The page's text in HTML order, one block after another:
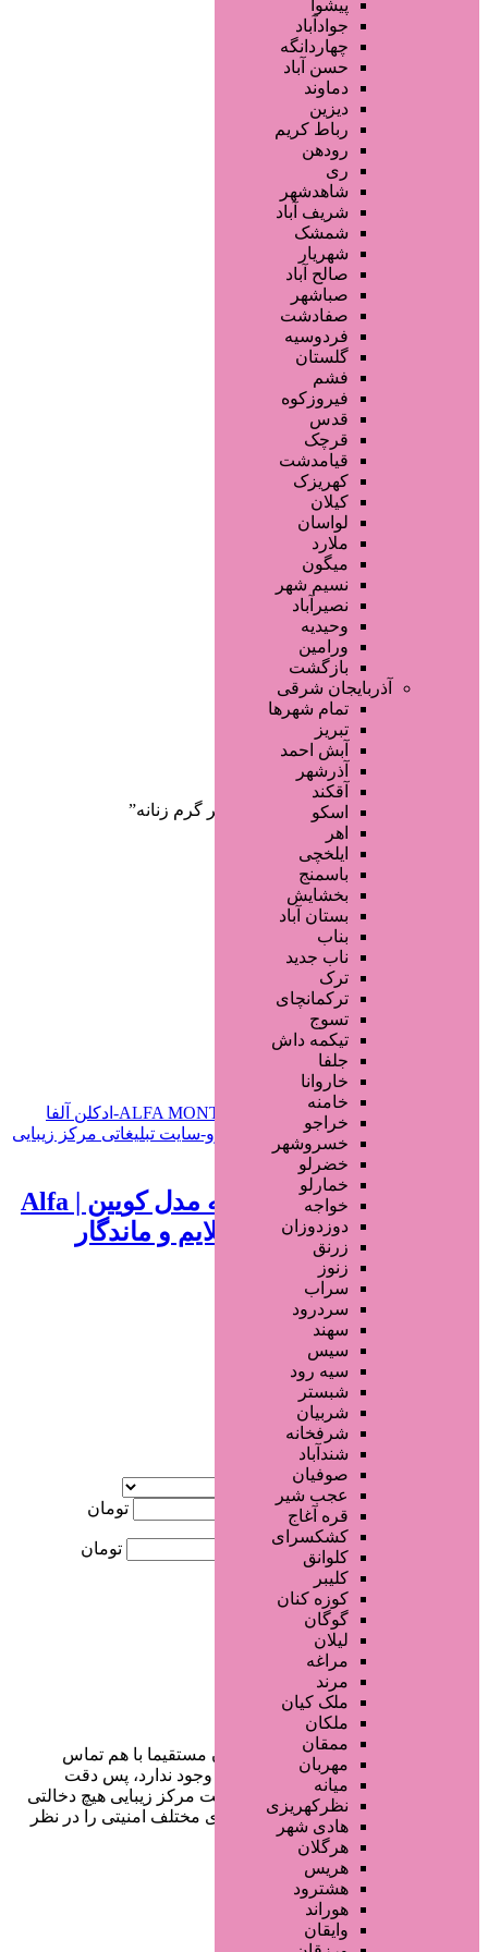
تجهیزات سالن زیبایی
محصولات پوست
محصولات مو
خدمات دندانپزشکی
ماساژ و اسپا
سایر خدمات
پیشوا
جوادآباد
چهاردانگه
حسن آباد
دماوند
دیزین
رباط کریم
رودهن
ری
شاهدشهر
شریف آباد
شمشک
شهریار
صالح آباد
صباشهر
صفادشت
فردوسیه
گلستان
فشم
فیروزکوه
قدس
قرچک
قیامدشت
کهریزک
کیلان
لواسان
ملارد
میگون
نسیم شهر
نصیرآباد
وحیدیه
ورامین
بازگشت
آذربایجان شرقی
تمام شهر‌ها
تبریز
آبش احمد
آذرشهر
آقکند
اسکو
اهر
ایلخچی
باسمنج
بخشایش
بستان آباد
بناب
ناب جدید
ترک
ترکمانچای
تسوج
تیکمه داش
جلفا
خاروانا
خامنه
خراجو
خسروشهر
خضرلو
خمارلو
خواجه
دوزدوزان
زرنق
زنوز
سراب
سردرود
سهند
سیس
سیه رود
شبستر
شربیان
شرفخانه
شندآباد
صوفیان
عجب شیر
قره آغاج
کشکسرای
کلوانق
کلیبر
کوزه کنان
گوگان
لیلان
مراغه
مرند
ملک کیان
ملکان
ممقان
مهربان
میانه
نظرکهریزی
هادی شهر
هرگلان
هریس
هشترود
هوراند
وایقان
صفحه اصلی
آگهی انبوه
طراحی سایت
صفحه اختصاصی
لیست سایتهای تبلیغاتی
دسته‌بندی‌ها
/ محصولات برچسب خورده “عطر گرم زنانه”
جستجو پیشرفته
افزودن به علاقه‌مندی 478 بازدید
مشهد
ادو پرفیوم زنانه آلفا مونته مدل کویین | Alfa
Monte Queen با رایحه ملایم و ماندگار
محصولات آرایشی
کمترین قیمت
تومان
بیشترین قیمت تومان
در سایت تبلیغاتی مرکز زیبایی کاربران مستقیما با هم تماس
می‌گیرند و هیچ واسطه‌ای در این میان وجود ندارد، پس دقت
فرمایید که در خرید و فروشِ شما سایت مرکز زیبایی هیچ دخالتی
نداشته و کاربران باید خودشان جنبه‌های مختلف امنیتی را در نظر
دسترسی سریع